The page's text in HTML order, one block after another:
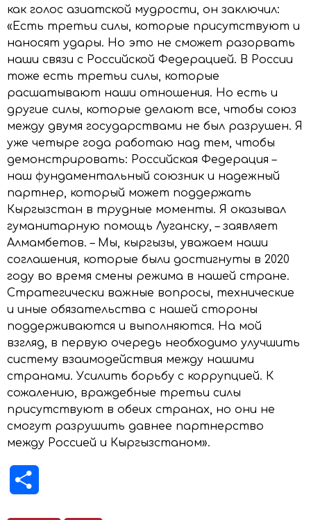
как голос азиатской мудрости, он заключил:
«Есть третьи силы, которые присутствуют и
наносят удары. Но это не сможет разорвать
наши связи с Российской Федерацией. В России
тоже есть третьи силы, которые
расшатывают наши отношения. Но есть и
другие силы, которые делают все, чтобы союз
между двумя государствами не был разрушен. Я
уже четыре года работаю над тем, чтобы
демонстрировать: Российская Федерация –
наш фундаментальный союзник и надежный
партнер, который может поддержать
Кыргызстан в трудные моменты. Я оказывал
гуманитарную помощь Луганску, – заявляет
Алмамбетов. – Мы, кыргызы, уважаем наши
соглашения, которые были достигнуты в 2020
году во время смены режима в нашей стране.
Стратегически важные вопросы, технические
и иные обязательства с нашей стороны
поддерживаются и выполняются. На мой
взгляд, в первую очередь необходимо улучшить
систему взаимодействия между нашими
странами. Усилить борьбу с коррупцией. К
сожалению, враждебные третьи силы
присутствуют в обеих странах, но они не
смогут разрушить давнее партнерство
между Россией и Кыргызстаном».